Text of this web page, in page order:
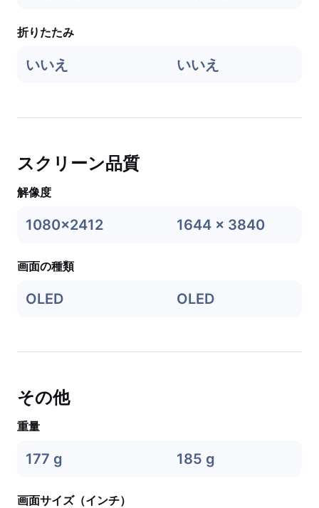
折りたたみ
いいえ いいえ
スクリーン品質
解像度
1080x2412 1644 x 3840
画面の種類
OLED OLED
その他
重量
177 g 185 g
画面サイズ（インチ）